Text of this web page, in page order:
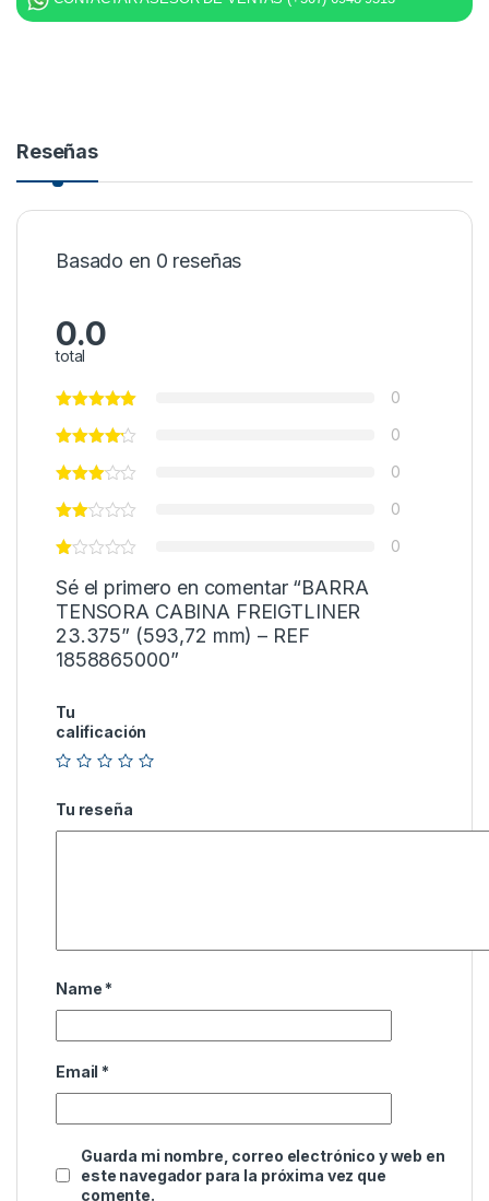
Reseñas
Basado en 0 reseñas
0.0
total
0
0
0
0
0
Sé el primero en comentar “BARRA
TENSORA CABINA FREIGTLINER
23.375” (593,72 mm) – REF
1858865000”
Tu
calificación
Tu reseña
Name *
Email *
Guarda mi nombre, correo electrónico y web en
este navegador para la próxima vez que
comente.